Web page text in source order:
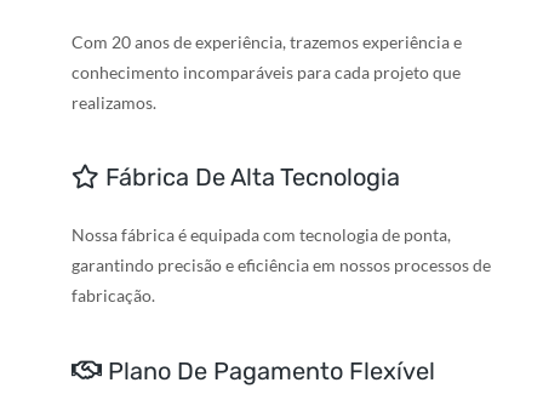
Com 20 anos de experiência, trazemos experiência e
conhecimento incomparáveis para cada projeto que
realizamos.
Fábrica De Alta Tecnologia
Nossa fábrica é equipada com tecnologia de ponta,
garantindo precisão e eficiência em nossos processos de
fabricação.
Plano De Pagamento Flexível